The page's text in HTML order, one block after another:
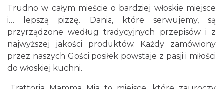
Trudno w całym mieście o bardziej włoskie miejsce
i… lepszą pizzę. Dania, które serwujemy, są
przyrządzone według tradycyjnych przepisów i z
najwyższej jakości produktów. Każdy zamówiony
przez naszych Gości posiłek powstaje z pasji i miłości
do włoskiej kuchni.